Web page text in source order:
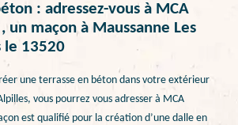
: adressez-vous à MCA
un maçon à Maussanne Les
le 13520
une terrasse en béton dans votre extérieur
vous pourrez vous adresser à MCA
est qualifié pour la création d’une dalle en